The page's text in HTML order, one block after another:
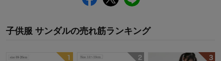
子供服 サンダルの売れ筋ランキング